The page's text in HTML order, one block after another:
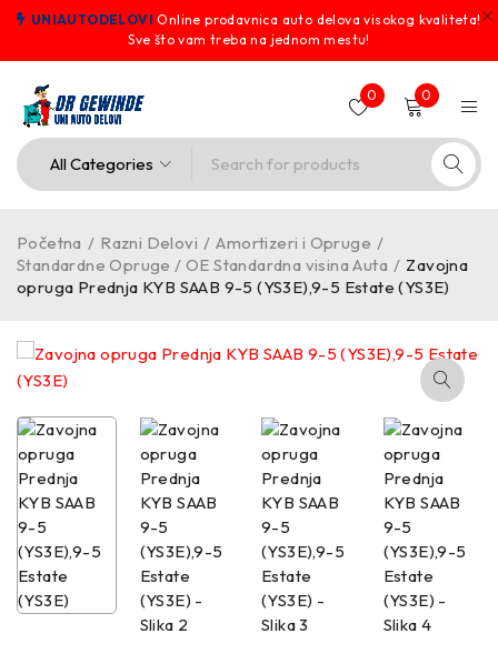
UNIAUTODELOVI Online prodavnica auto delova visokog kvaliteta!
Sve što vam treba na jednom mestu!
0 0
Početna / Razni Delovi / Amortizeri i Opruge /
Standardne Opruge / OE Standardna visina Auta / Zavojna
opruga Prednja KYB SAAB 9-5 (YS3E),9-5 Estate (YS3E)